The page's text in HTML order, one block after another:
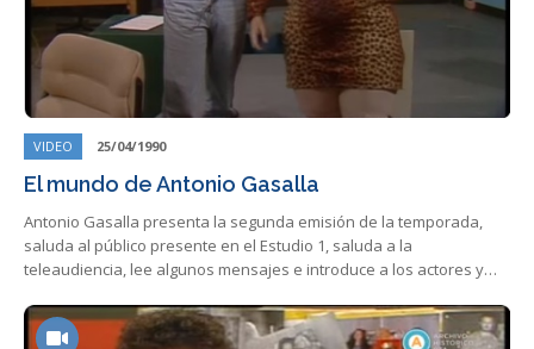
VIDEO 25/04/1990
El mundo de Antonio Gasalla
Antonio Gasalla presenta la segunda emisión de la temporada,
saluda al público presente en el Estudio 1, saluda a la
teleaudiencia, lee algunos mensajes e introduce a los actores y…